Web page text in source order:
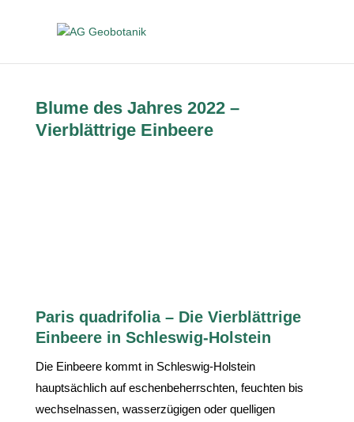
Blume des Jahres 2022 –
Vierblättrige Einbeere
Paris quadrifolia – Die Vierblättrige
Einbeere in Schleswig-Holstein
Die Einbeere kommt in Schleswig-Holstein
hauptsächlich auf eschenbeherrschten, feuchten bis
wechselnassen, wasserzügigen oder quelligen